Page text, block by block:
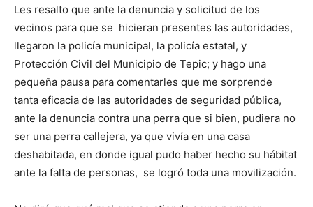
Les resalto que ante la denuncia y solicitud de los
vecinos para que se hicieran presentes las autoridades,
llegaron la policía municipal, la policía estatal, y
Protección Civil del Municipio de Tepic; y hago una
pequeña pausa para comentarles que me sorprende
tanta eficacia de las autoridades de seguridad pública,
ante la denuncia contra una perra que si bien, pudiera no
ser una perra callejera, ya que vivía en una casa
deshabitada, en donde igual pudo haber hecho su hábitat
ante la falta de personas, se logró toda una movilización.